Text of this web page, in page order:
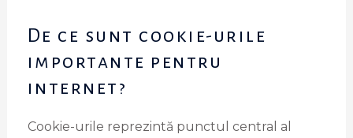
De ce sunt cookie-urile
importante pentru
internet?
Cookie-urile reprezintă punctul central al